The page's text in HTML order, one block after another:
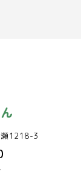
1218-3